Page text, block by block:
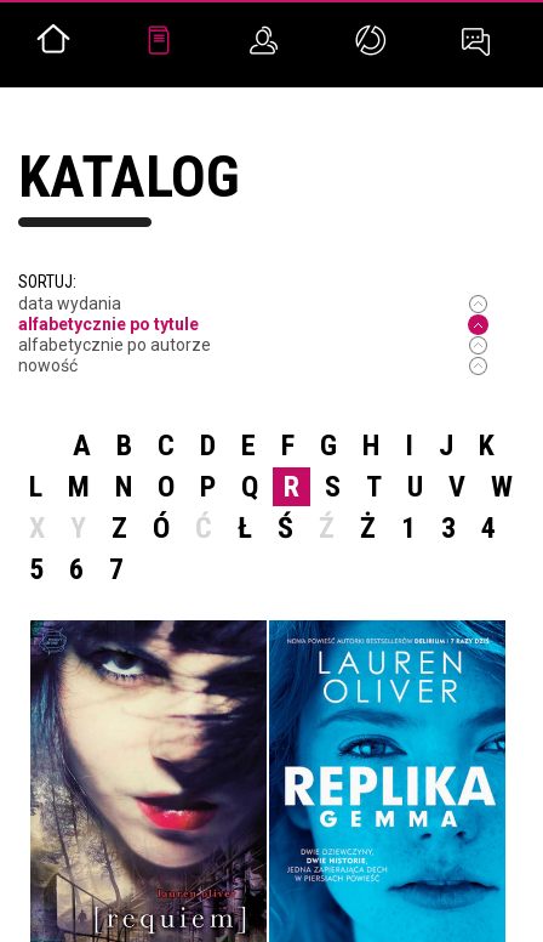
KATALOG
SORTUJ:
data wydania
alfabetycznie po tytule
alfabetycznie po autorze
nowość
A B C D E F G H I J
K
L
M N O P Q R S T U V
W
X
Y Z Ó Ć Ł Ś Ź Ż 1 3
4
5
6 7
REQUIEM
LAUREN OLIVER
OPRAWA MIĘKKA
34,90 ZŁ
REPLIKA
LAUREN OLIVER
39,90 ZŁ